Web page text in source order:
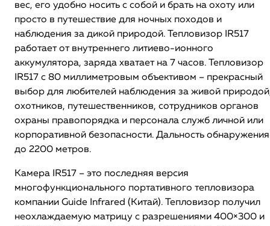
вес, его удобно носить с собой и брать на охоту или
просто в путешествие для ночных походов и
наблюдения за дикой природой. Тепловизор IR517
работает от внутреннего литиево-ионного
аккумулятора, заряда хватает на 7 часов. Тепловизор
IR517 с 80 миллиметровым объективом – прекрасный
выбор для любителей наблюдения за живой
охотников, путешественников, сотрудников органов
охраны правопорядка и персонала служб личной или
корпоративной безопасности. Дальность обнаружения
до 2200 метров.
Камера IR517 – это последняя версия
многофункционального портативного тепловизора
компании Guide Infrared (Китай). Тепловизор получил
неохлаждаемую матрицу с разрешениями 400×300 и